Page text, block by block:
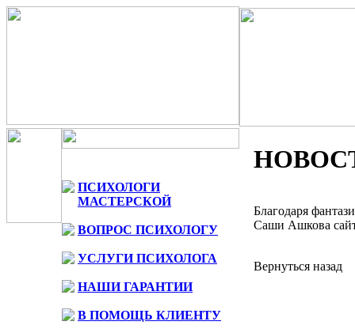
ПСИХОЛОГИ
МАСТЕРСКОЙ
ВОПРОС ПСИХОЛОГУ
УСЛУГИ ПСИХОЛОГА
НАШИ ГАРАНТИИ
В ПОМОЩЬ КЛИЕНТУ
Благодаря
Саши Ашкова сайт
Вернуться назад